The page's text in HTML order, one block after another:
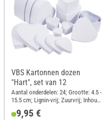
VBS Kartonnen dozen
"Hart", set van 12
Aantal onderdelen: 24; Grootte: 4.5 -
15.5 cm; Lignin-vrij; Zuurvrij; Inhoud:
9,95 €